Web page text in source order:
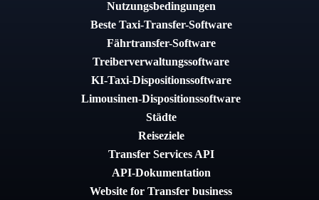
Nutzungsbedingungen
Beste Taxi-Transfer-Software
Fährtransfer-Software
Treiberverwaltungssoftware
KI-Taxi-Dispositionssoftware
Limousinen-Dispositionssoftware
Städte
Reiseziele
Transfer Services API
API-Dokumentation
Website for Transfer business